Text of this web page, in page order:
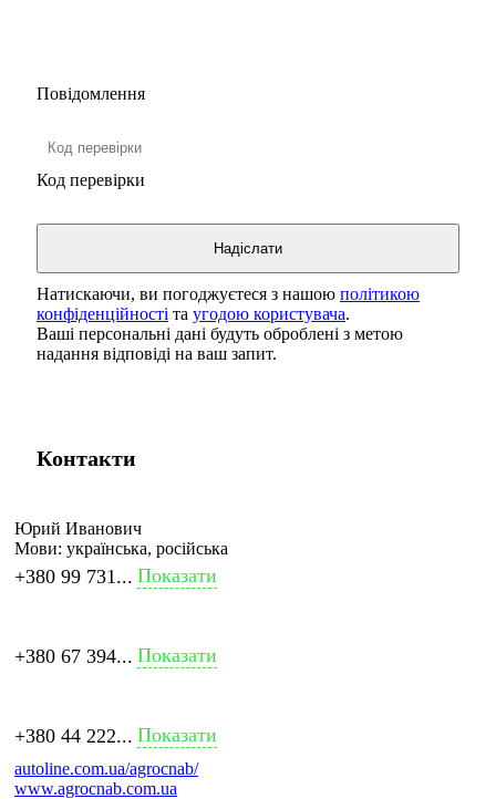
Повідомлення
Код перевірки
Натискаючи, ви погоджуєтеся з нашою політикою
конфіденційності та угодою користувача.
Ваші персональні дані будуть оброблені з метою
надання відповіді на ваш запит.
Контакти
Юрий Иванович
Мови: українська, російська
+380 99 731... Показати
+380 67 394... Показати
+380 44 222... Показати
autoline.com.ua/agrocnab/
www.agrocnab.com.ua